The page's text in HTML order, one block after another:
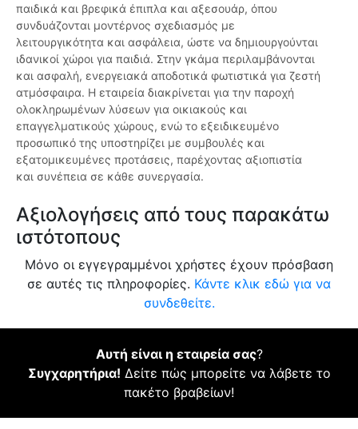
παιδικά και βρεφικά έπιπλα και αξεσουάρ, όπου
συνδυάζονται μοντέρνος σχεδιασμός με
λειτουργικότητα και ασφάλεια, ώστε να δημιουργούνται
ιδανικοί χώροι για παιδιά. Στην γκάμα περιλαμβάνονται
και ασφαλή, ενεργειακά αποδοτικά φωτιστικά για ζεστή
ατμόσφαιρα. Η εταιρεία διακρίνεται για την παροχή
ολοκληρωμένων λύσεων για οικιακούς και
επαγγελματικούς χώρους, ενώ το εξειδικευμένο
προσωπικό της υποστηρίζει με συμβουλές και
εξατομικευμένες προτάσεις, παρέχοντας αξιοπιστία
και συνέπεια σε κάθε συνεργασία.
Αξιολογήσεις από τους παρακάτω
ιστότοπους
Μόνο οι εγγεγραμμένοι χρήστες έχουν πρόσβαση
σε αυτές τις πληροφορίες. Κάντε κλικ εδώ για να
συνδεθείτε.
Αυτή είναι η εταιρεία σας?
Συγχαρητήρια! Δείτε πώς μπορείτε να λάβετε το
πακέτο βραβείων!